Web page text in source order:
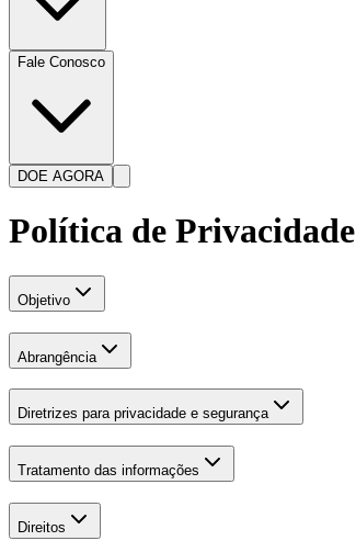
Fale Conosco
DOE AGORA
Política de Privacidade
Objetivo
Abrangência
Diretrizes para privacidade e segurança
Tratamento das informações
Direitos